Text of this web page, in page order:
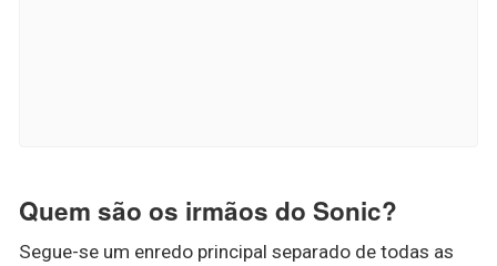
Quem são os irmãos do Sonic?
Segue-se um enredo principal separado de todas as